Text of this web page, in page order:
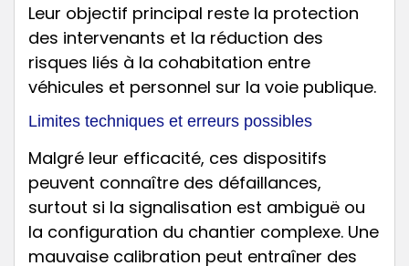
Leur objectif principal reste la protection
des intervenants et la réduction des
risques liés à la cohabitation entre
véhicules et personnel sur la voie publique.
Limites techniques et erreurs possibles
Malgré leur efficacité, ces dispositifs
peuvent connaître des défaillances,
surtout si la signalisation est ambiguë ou
la configuration du chantier complexe. Une
mauvaise calibration peut entraîner des